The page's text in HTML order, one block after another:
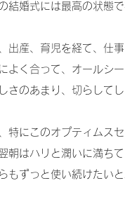
結婚式には最高の状態
出産、育児を経て、仕
よく合って、オールシ
さのあまり、切らして
特にこのオプティムス
朝はハリと潤いに満ち
もずっと使い続けたい